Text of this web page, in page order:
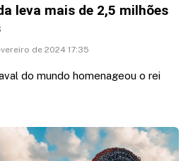
leva mais de 2,5 milhões
de 2024 17:35
do mundo homenageou o rei